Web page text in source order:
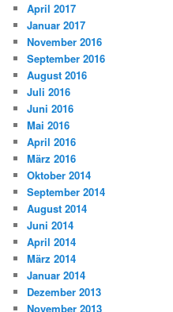
April 2017
Januar 2017
November 2016
September 2016
August 2016
Juli 2016
Juni 2016
Mai 2016
April 2016
März 2016
Oktober 2014
September 2014
August 2014
Juni 2014
April 2014
März 2014
Januar 2014
Dezember 2013
November 2013